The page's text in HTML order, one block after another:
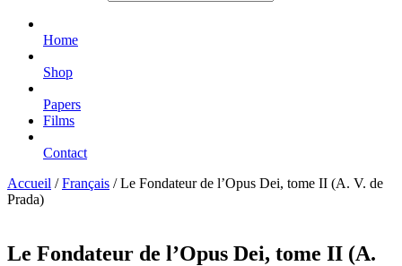
Home
Shop
Papers
Films
Contact
Accueil /Français / Le Fondateur de l’Opus Dei, tome II (A. V. de
Prada)
Le Fondateur de l’Opus Dei, tome II (A.